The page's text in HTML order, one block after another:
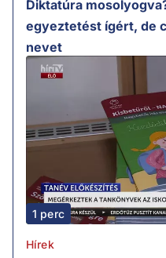
Diktatúra
egyeztetést ígért, de
nevet
1 perc
Hírek